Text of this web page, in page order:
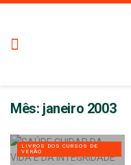
Mês: janeiro 2003
LIVROS DOS CURSOS DE
VERÃO